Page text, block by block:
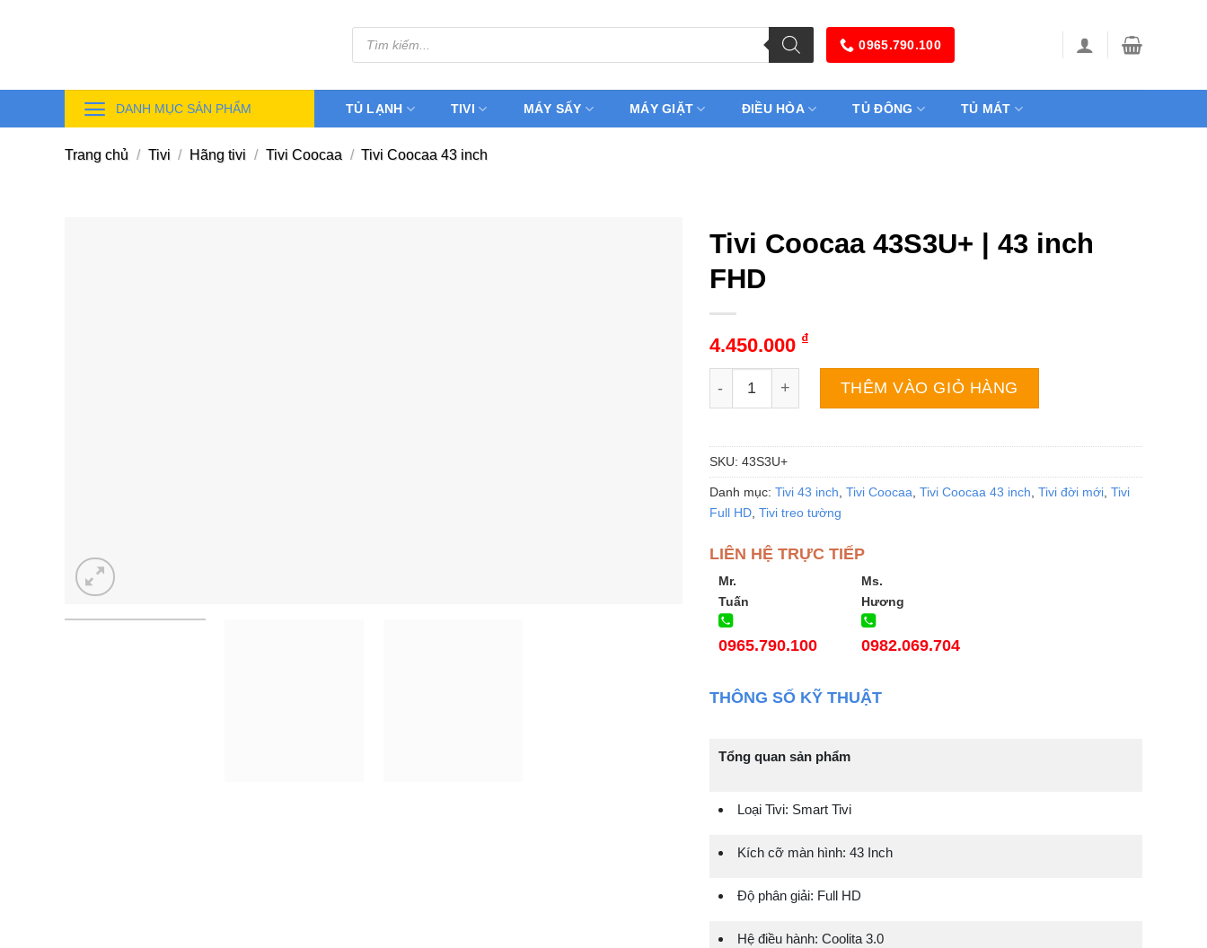
Tìm
kiếm
sản
0965.790.100
DANH MỤC SẢN PHẨM TỦ LẠNH TIVI MÁY SẤY MÁY GIẶT ĐIỀU HÒA TỦ ĐÔNG TỦ MÁT
Trang chủ / Tivi / Hãng tivi / Tivi Coocaa / Tivi Coocaa 43 inch
Tivi Coocaa 43S3U+ | 43 inch
FHD
4.450.000 ₫
Tivi Coocaa 43S3U+ | 43 inch FHD số lượng
THÊM VÀO GIỎ HÀNG
SKU: 43S3U+
Danh mục: Tivi 43 inch Tivi Coocaa Tivi Coocaa 43 inch Tivi đời mới, Tivi
Full HD, Tivi treo tường
LIÊN HỆ TRỰC TIẾP
Mr.
Tuấn
0965.790.100
Ms.
Hương
0982.069.704
THÔNG SỐ KỸ THUẬT
Tổng quan sản phẩm
Loại Tivi: Smart Tivi
Kích cỡ màn hình: 43 Inch
Độ phân giải: Full HD
Hệ điều hành: Coolita 3.0